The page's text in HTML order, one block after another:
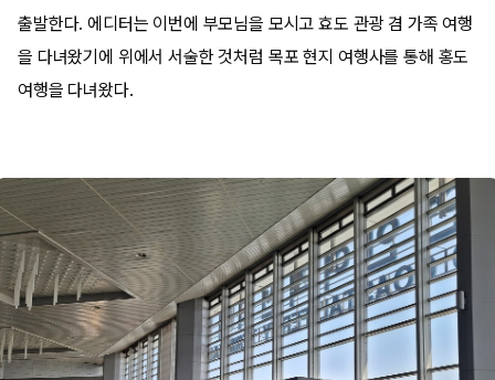
출발한다. 에디터는 이번에 부모님을 모시고 효도 관광 겸 가족 여행
을 다녀왔기에 위에서 서술한 것처럼 목포 현지 여행사를 통해 홍도
여행을 다녀왔다.